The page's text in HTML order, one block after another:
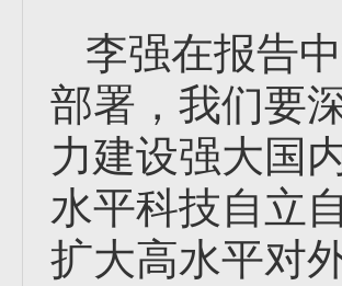
李强在报告
部署，我们要
力建设强大国
水平科技自立
扩大高水平对